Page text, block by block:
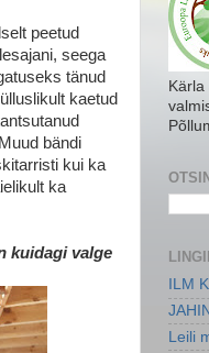
peetud
seega
tänud
kaetud
bändi
kui ka
ka
kuidagi valge
ILM
Leili